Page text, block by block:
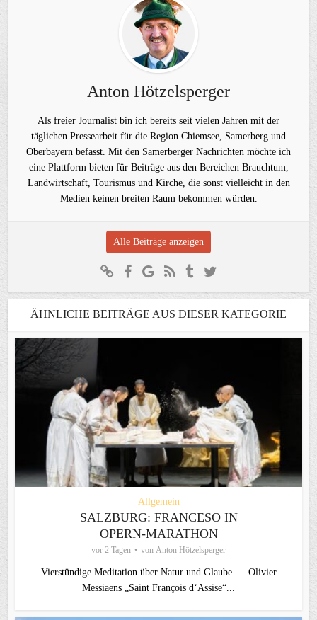
Anton Hötzelsperger
Als freier Journalist bin ich bereits seit vielen Jahren mit der
täglichen Pressearbeit für die Region Chiemsee, Samerberg und
Oberbayern befasst. Mit den Samerberger Nachrichten möchte ich
eine Plattform bieten für Beiträge aus den Bereichen Brauchtum,
Landwirtschaft, Tourismus und Kirche, die sonst vielleicht in den
Medien keinen breiten Raum bekommen würden.
Alle Beiträge anzeigen
ÄHNLICHE BEITRÄGE AUS DIESER KATEGORIE
Allgemein
SALZBURG: FRANCESO IN
OPERN-MARATHON
vor 2 Tagen von Anton Hötzelsperger
Vierstündige Meditation über Natur und Glaube – Olivier
Messiaens „Saint François d‘Assise“...